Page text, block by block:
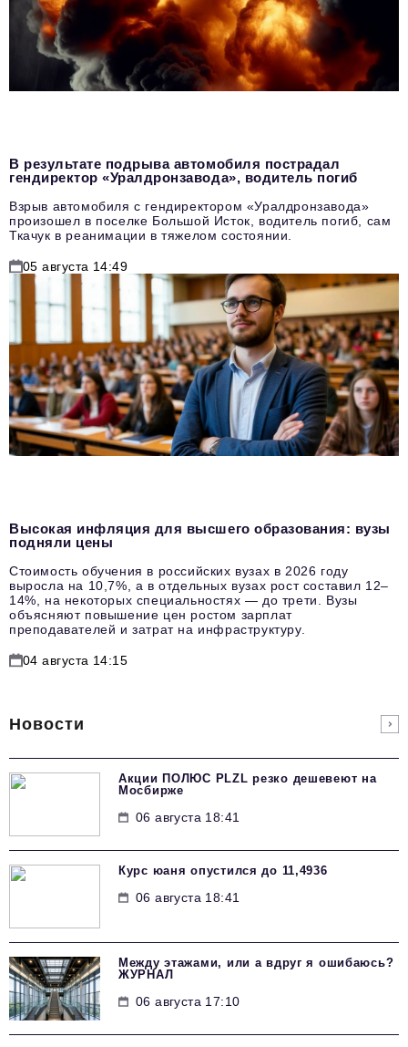
В результате подрыва автомобиля пострадал
гендиректор «Уралдронзавода», водитель погиб
Взрыв автомобиля с гендиректором «Уралдронзавода»
произошел в поселке Большой Исток, водитель погиб, сам
Ткачук в реанимации в тяжелом состоянии.
05 августа 14:49
Высокая инфляция для высшего образования: вузы
подняли цены
Стоимость обучения в российских вузах в 2026 году
выросла на 10,7%, а в отдельных вузах рост составил 12–
14%, на некоторых специальностях — до трети. Вузы
объясняют повышение цен ростом зарплат
преподавателей и затрат на инфраструктуру.
04 августа 14:15
Новости
Акции ПОЛЮС PLZL резко дешевеют на
Мосбирже
06 августа 18:41
Курс юаня опустился до 11,4936
06 августа 18:41
Между этажами, или а вдруг я ошибаюсь?
ЖУРНАЛ
06 августа 17:10